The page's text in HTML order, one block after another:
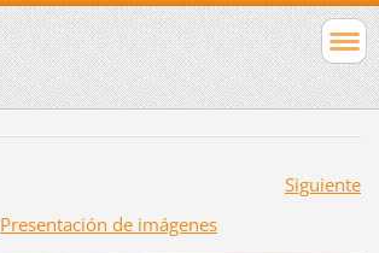
Siguiente
Presentación de imágenes